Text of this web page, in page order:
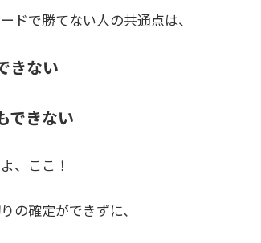
ドで勝てない人の共通点は、
きない
できない
、ここ！
の確定ができずに、